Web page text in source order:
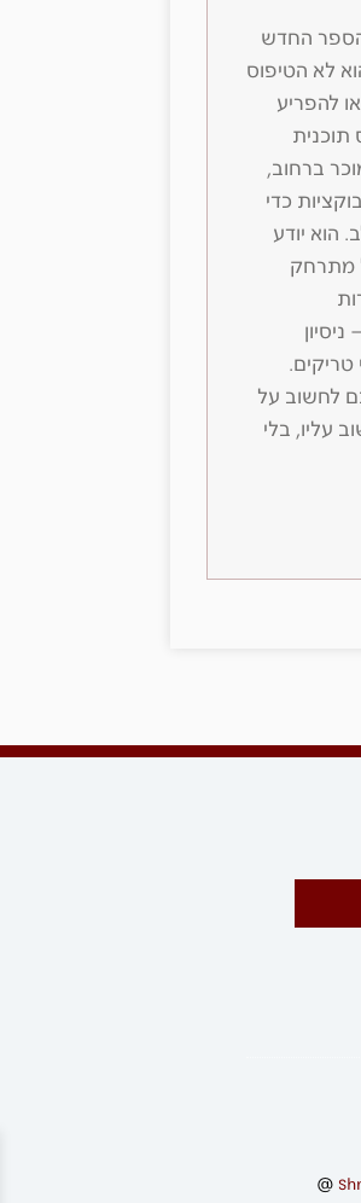
החדש
לא הטיפוס
להפריע
תוכנית
ברחוב,
כדי
הוא יודע
מתרחק
טריקים.
לחשוב על
עליו, בלי
@